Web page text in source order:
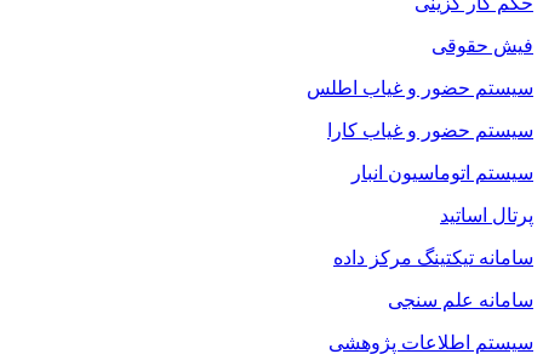
فیش حقوقی
سیستم حضور و غیاب اطلس
سیستم حضور و غیاب کارا
سیستم اتوماسیون انبار
پرتال اساتید
سامانه تیکتینگ مرکز داده
سامانه علم سنجی
سیستم اطلاعات پژوهشی